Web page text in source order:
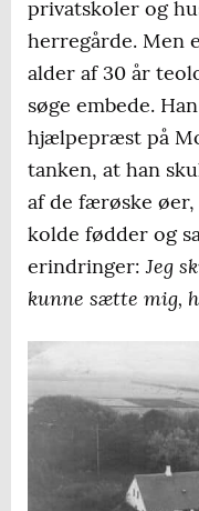
privatskoler og
herregårde. Men
alder af 30 år
søge embede.
hjælpepræst på
tanken, at han
af de færøske
kolde fødder og
erindringer:Jeg
kunne sætte mig,